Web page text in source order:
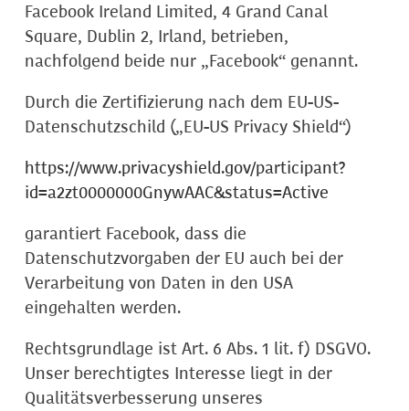
Facebook Ireland Limited, 4 Grand Canal
Square, Dublin 2, Irland, betrieben,
nachfolgend beide nur „Facebook“ genannt.
Durch die Zertifizierung nach dem EU-US-
Datenschutzschild („EU-US Privacy Shield“)
https://www.privacyshield.gov/participant?
id=a2zt0000000GnywAAC&status=Active
garantiert Facebook, dass die
Datenschutzvorgaben der EU auch bei der
Verarbeitung von Daten in den USA
eingehalten werden.
Rechtsgrundlage ist Art. 6 Abs. 1 lit. f) DSGVO.
Unser berechtigtes Interesse liegt in der
Qualitätsverbesserung unseres